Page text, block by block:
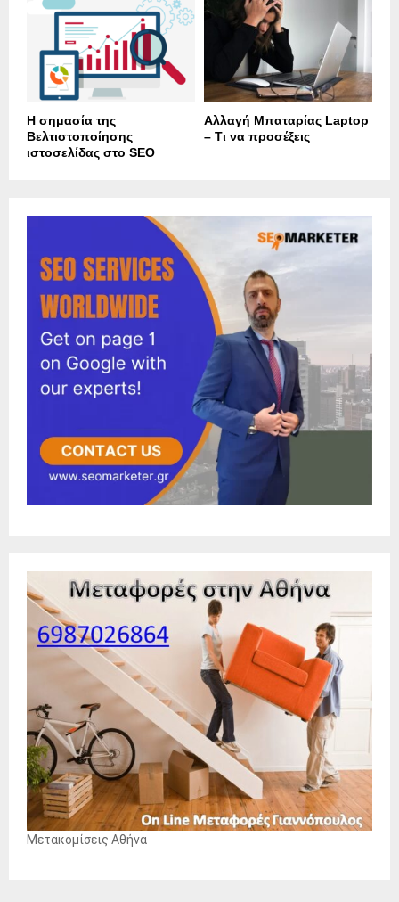
Η σημασία της
Βελτιστοποίησης
ιστοσελίδας στο SEO
Αλλαγή Μπαταρίας Laptop
– Τι να προσέξεις
Μετακομίσεις Αθήνα